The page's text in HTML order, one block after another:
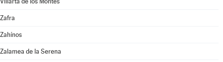
Zafra
Zahínos
Zalamea de la Serena